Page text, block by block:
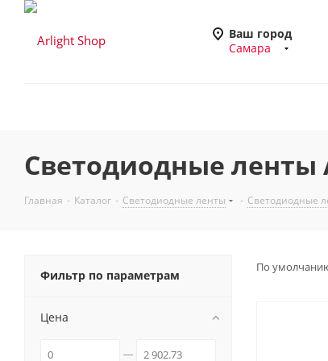
Ваш город
Самара
Светодиодные ленты
Главная - Каталог - Светодиодные ленты - Светодиодные
По
Фильтр по параметрам
Цена